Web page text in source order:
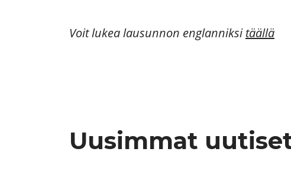
Voit lukea lausunnon englanniksitäällä
Uusimmat